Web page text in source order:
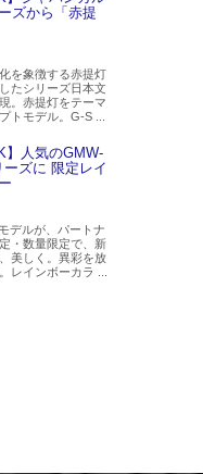
ズから「赤提
を象徴する赤提灯
たシリーズ日本文
。赤提灯をテーマ
トモデル。G-S ...
】人気のGMW-
ーズに 限定レイ
デルが、パートナ
・数量限定で、新
美しく。異彩を放
レインボーカラ ...